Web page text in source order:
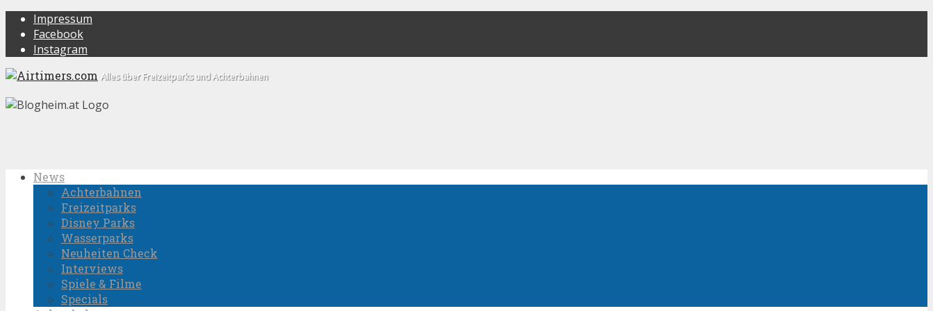
Impressum
Facebook
Instagram
Alles über Freizeitparks und Achterbahnen
News
Achterbahnen
Freizeitparks
Disney Parks
Wasserparks
Neuheiten Check
Interviews
Spiele & Filme
Specials